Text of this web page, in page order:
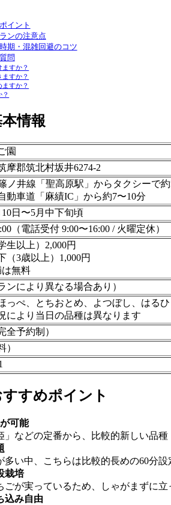
イント
ンの注意点
期・混雑回避のコツ
問
すか？
すか？
すか？
情報
園
摩郡筑北村坂井6274-2
ノ井線「聖高原駅」からタクシーで
動車道「麻績IC」から約7〜10分
10日〜5月中下旬頃
（電話受付 9:00〜16:00 / 火曜定休）
生以上）2,000円
（3歳以上）1,000円
無料
ンにより異なる場合あり）
っぺ、とちおとめ、よつぼし、はるひ
により当日の品種は異なります
全予約制）
）
すめポイント
可能
」などの定番から、比較的新しい品
多い中、こちらは比較的長めの60分
栽培
ごが実っているため、しゃがまずに
込み自由